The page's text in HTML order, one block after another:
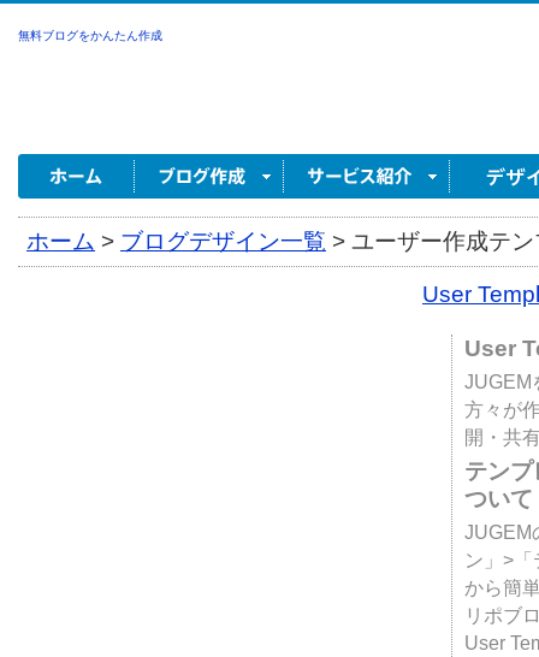
無料ブログをかんたん作成
ホーム > ブログデザイン一覧 > ユーザー作成テ
User
User
JUGEM
方々が
開・共
テン
ついて
JUGEM
ン」>
から簡
リポブ
User